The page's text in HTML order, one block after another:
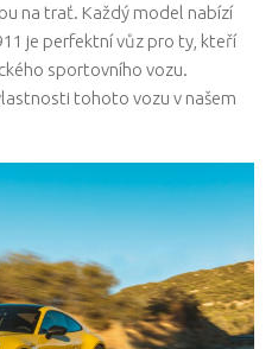
na trať. Každý model nabízí
je perfektní vůz pro ty, kteří
sportovního vozu.
tohoto vozu v našem